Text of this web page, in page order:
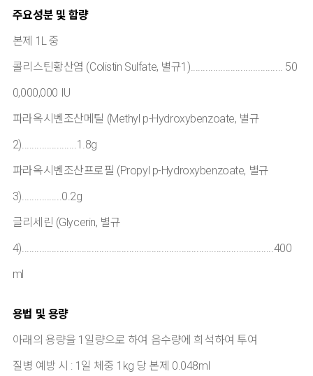
주요성분 및 함량
본제 1L 중
콜리스틴황산염 (Colistin Sulfate, 별규1)..................................... 50
0,000,000 IU
파라옥시벤조산메틸 (Methyl p-Hydroxybenzoate, 별규
2)......................1.8g
파라옥시벤조산프로필 (Propyl p-Hydroxybenzoate, 별규
3)................0.2g
글리세린 (Glycerin, 별규
4).....................................................................................................400
ml
용법 및 용량
아래의 용량을 1일량으로 하여 음수량에 희석하여 투여
질병 예방 시 : 1일 체중 1kg 당 본제 0.048ml